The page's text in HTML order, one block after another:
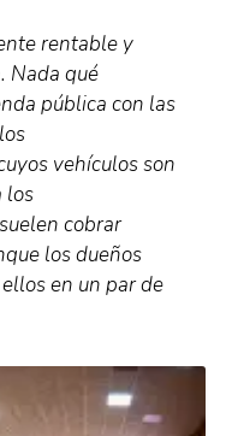
rentable y
Nada qué
pública con las
vehículos son
los
cobrar
los dueños
en un par de